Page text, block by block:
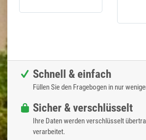
Schnell & einfach
Füllen Sie den Fragebogen in nur
Sicher & verschlüsselt
Ihre Daten werden verschlüsselt
verarbeitet.